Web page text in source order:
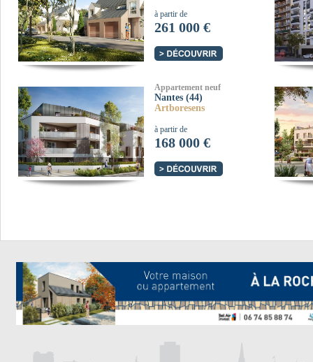
à partir de
261 000 €
Appartement neuf
Nantes (44)
Artboresens
à partir de
168 000 €